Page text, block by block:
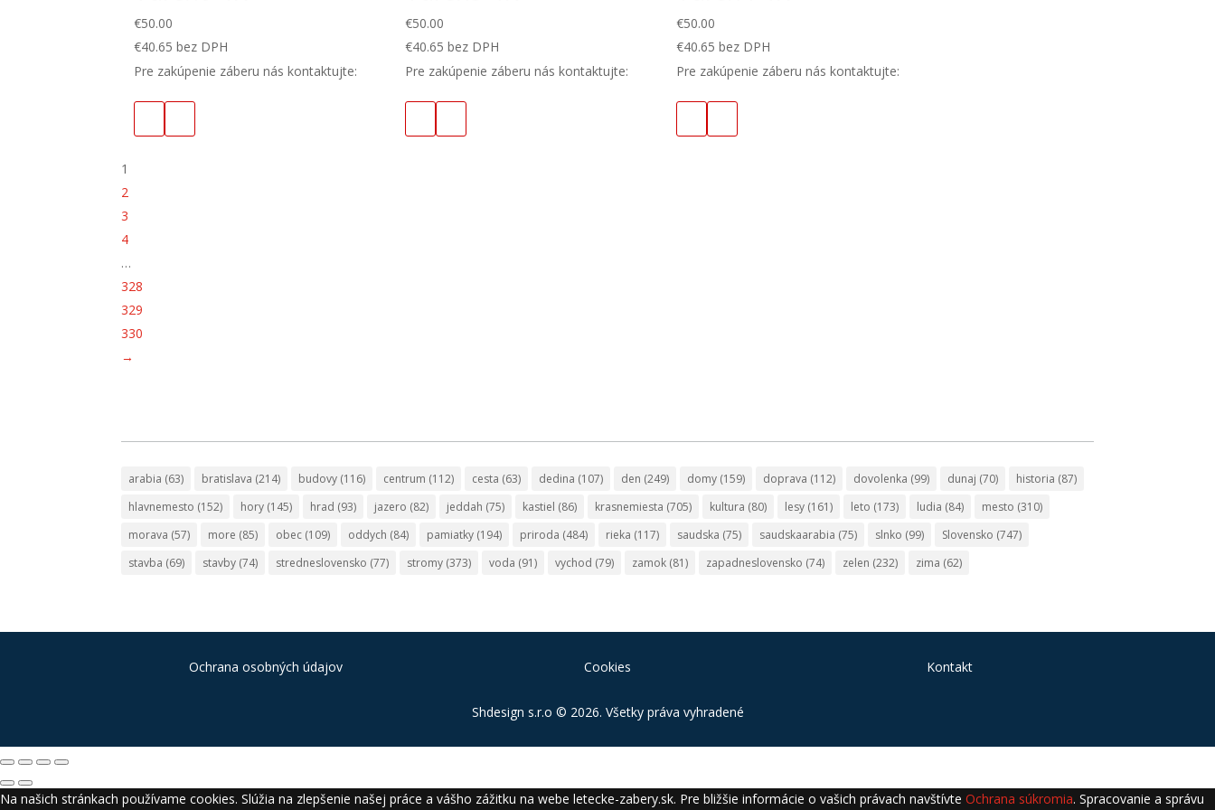
€50.00
€40.65 bez DPH
Pre zakúpenie záberu nás kontaktujte:
€50.00
€40.65 bez DPH
Pre zakúpenie záberu nás kontaktujte:
€50.00
€40.65 bez DPH
Pre zakúpenie záberu nás kontaktujte:
1
2
3
4
…
328
329
330
→
arabia (63) bratislava (214) budovy (116) centrum (112) cesta (63) dedina (107) den (249) domy (159) doprava (112) dovolenka (99) dunaj (70) historia (87)
hlavnemesto (152) hory (145) hrad (93) jazero (82) jeddah (75) kastiel (86) krasnemiesta (705) kultura (80) lesy (161) leto (173) ludia (84) mesto (310)
morava (57) more (85) obec (109) oddych (84) pamiatky (194) priroda (484) rieka (117) saudska (75) saudskaarabia (75) slnko (99) Slovensko (747)
stavba (69) stavby (74) stredneslovensko (77) stromy (373) voda (91) vychod (79) zamok (81) zapadneslovensko (74) zelen (232) zima (62)
Ochrana osobných údajov Cookies Kontakt
Shdesign s.r.o © 2026. Všetky práva vyhradené
Na našich stránkach používame cookies. Slúžia na zlepšenie našej práce a vášho zážitku na webe letecke-zabery.sk. Pre bližšie informácie o vašich právach navštívte Ochrana súkromia. Spracovanie a správu